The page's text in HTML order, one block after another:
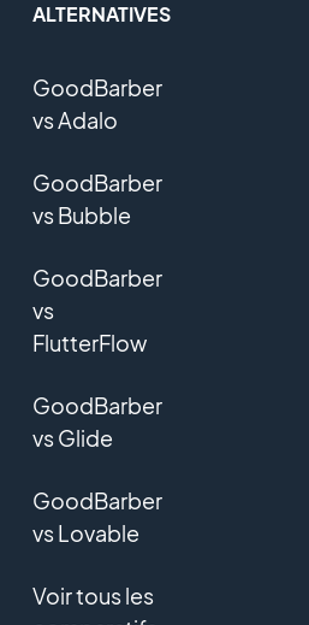
ALTERNATIVES
GoodBarber
vs Adalo
GoodBarber
vs Bubble
GoodBarber
vs
FlutterFlow
GoodBarber
vs Glide
GoodBarber
vs Lovable
Voir tous les